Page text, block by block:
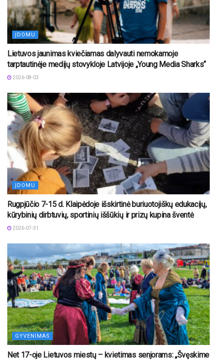
ĮDOMU
Lietuvos jaunimas kviečiamas dalyvauti nemokamoje
tarptautinėje medijų stovykloje Latvijoje „Young Media Sharks“
2026-08-03
ĮDOMU
Rugpjūčio 7-15 d. Klaipėdoje išskirtinė buriuotojiškų edukacijų,
kūrybinių dirbtuvių, sportinių iššūkių ir prizų kupina šventė
2026-07-31
GYVENIMAS
Net 17-oje Lietuvos miestų – kvietimas senjorams: „Švęskime